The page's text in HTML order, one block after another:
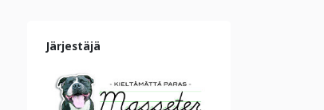
Järjestäjä